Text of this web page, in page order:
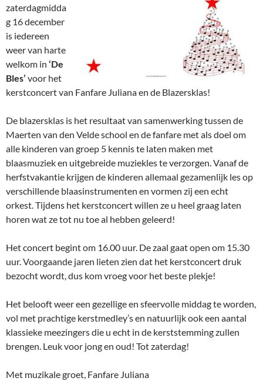
zaterdagmidda
g 16 december
is iedereen
weer van harte
welkom in ‘De
Bles’ voor het
kerstconcert van Fanfare Juliana en de Blazersklas!
De blazersklas is het resultaat van samenwerking tussen de
Maerten van den Velde school en de fanfare met als doel om
alle kinderen van groep 5 kennis te laten maken met
blaasmuziek en uitgebreide muziekles te verzorgen. Vanaf de
herfstvakantie krijgen de kinderen allemaal gezamenlijk les op
verschillende blaasinstrumenten en vormen zij een echt
orkest. Tijdens het kerstconcert willen ze u heel graag laten
horen wat ze tot nu toe al hebben geleerd!
Het concert begint om 16.00 uur. De zaal gaat open om 15.30
uur. Voorgaande jaren lieten zien dat het kerstconcert druk
bezocht wordt, dus kom vroeg voor het beste plekje!
Het belooft weer een gezellige en sfeervolle middag te worden,
vol met prachtige kerstmedley’s en natuurlijk ook een aantal
klassieke meezingers die u echt in de kerststemming zullen
brengen. Leuk voor jong en oud! Tot zaterdag!
Met muzikale groet, Fanfare Juliana